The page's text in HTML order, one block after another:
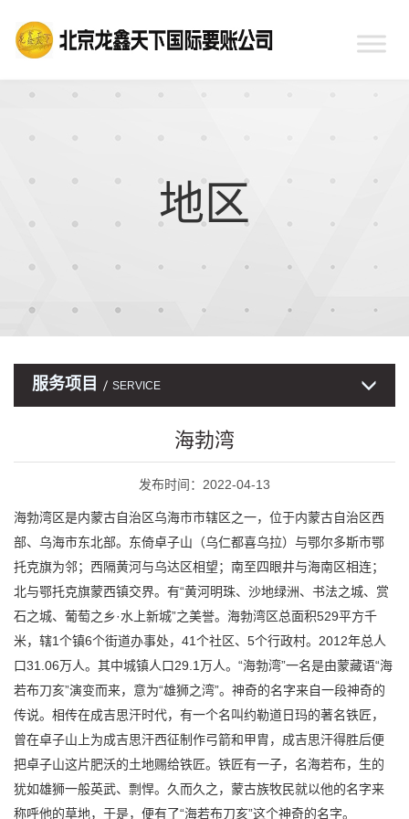
地区
服务项目 SERVICE
海勃湾
发布时间：2022-04-13
海勃湾区是内蒙古自治区乌海市市辖区之一，位于内蒙古自治区西
部、乌海市东北部。东倚卓子山（乌仁都喜乌拉）与鄂尔多斯市鄂
托克旗为邻；西隔黄河与乌达区相望；南至四眼井与海南区相连；
北与鄂托克旗蒙西镇交界。有“黄河明珠、沙地绿洲、书法之城、赏
石之城、葡萄之乡·水上新城”之美誉。海勃湾区总面积529平方千
米，辖1个镇6个街道办事处，41个社区、5个行政村。2012年总人
口31.06万人。其中城镇人口29.1万人。“海勃湾”一名是由蒙藏语“海
若布刀亥”演变而来，意为“雄狮之湾”。神奇的名字来自一段神奇的
传说。相传在成吉思汗时代，有一个名叫约勒道日玛的著名铁匠，
曾在卓子山上为成吉思汗西征制作弓箭和甲胄，成吉思汗得胜后便
把卓子山这片肥沃的土地赐给铁匠。铁匠有一子，名海若布，生的
犹如雄狮一般英武、剽悍。久而久之，蒙古族牧民就以他的名字来
称呼他的草地，于是，便有了“海若布刀亥”这个神奇的名字。